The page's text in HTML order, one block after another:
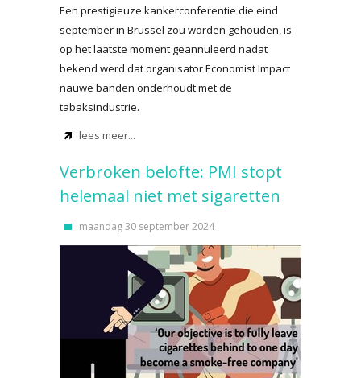
Een prestigieuze kankerconferentie die eind
september in Brussel zou worden gehouden, is
op het laatste moment geannuleerd nadat
bekend werd dat organisator Economist Impact
nauwe banden onderhoudt met de
tabaksindustrie.
lees meer...
Verbroken belofte: PMI stopt
helemaal niet met sigaretten
maandag 30 september 2024